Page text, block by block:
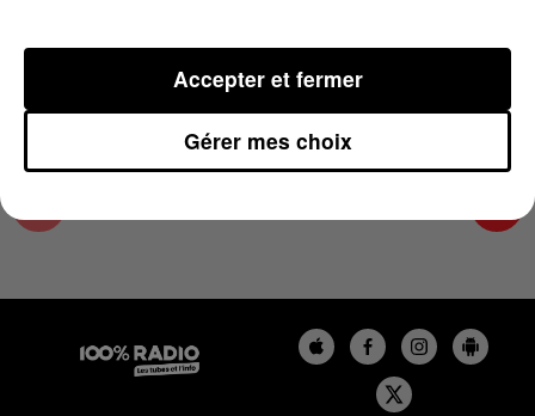
Podcasts infos du grand Toulouse
Gérer mes choix
Accepter et fermer